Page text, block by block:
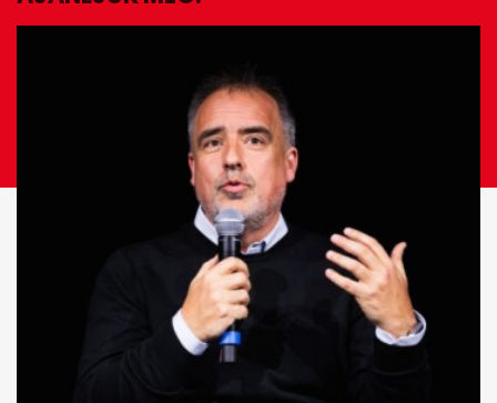
EZ IS ÉRDEKELHET